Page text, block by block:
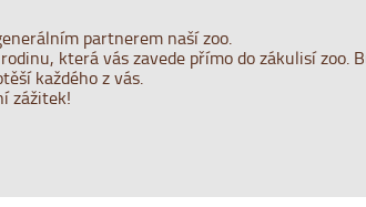
partnerem naší zoo.
která vás zavede přímo do zákulisí
každého z vás.
zážitek!